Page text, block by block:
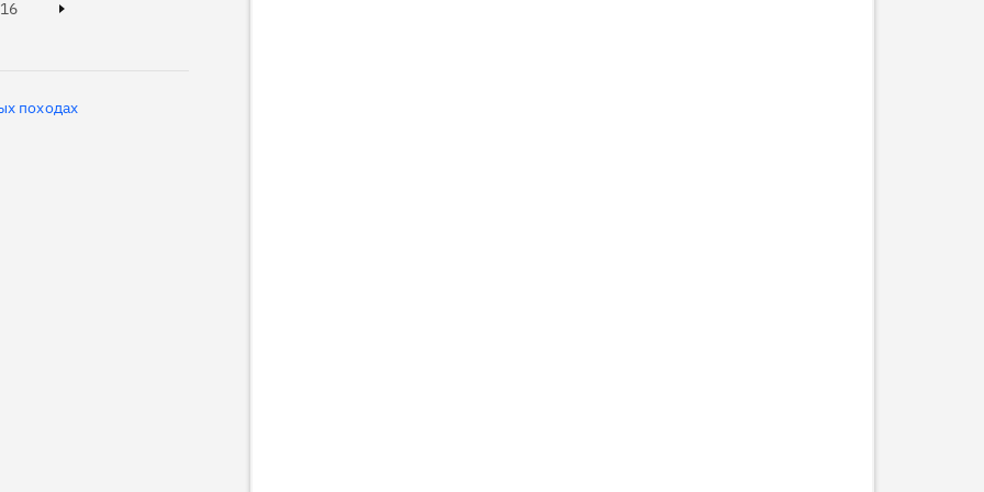
Page
16
походах